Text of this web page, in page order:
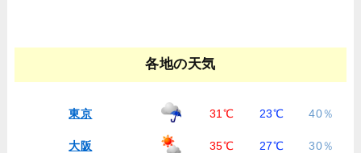
各地の天気
東京 31℃ 23℃ 40％
大阪 35℃ 27℃ 30％